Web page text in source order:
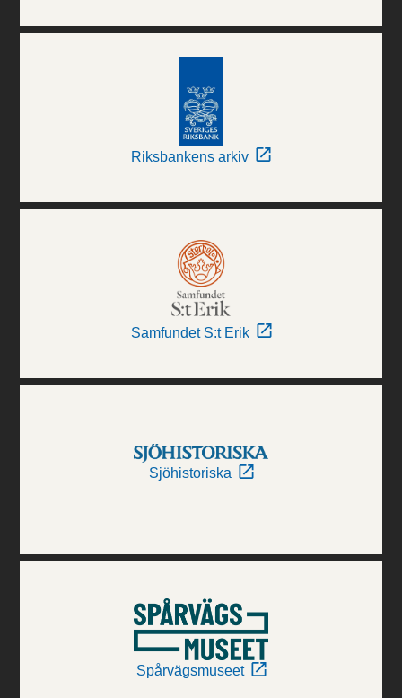
Riksbankens arkiv
Samfundet S:t Erik
Sjöhistoriska
Spårvägsmuseet